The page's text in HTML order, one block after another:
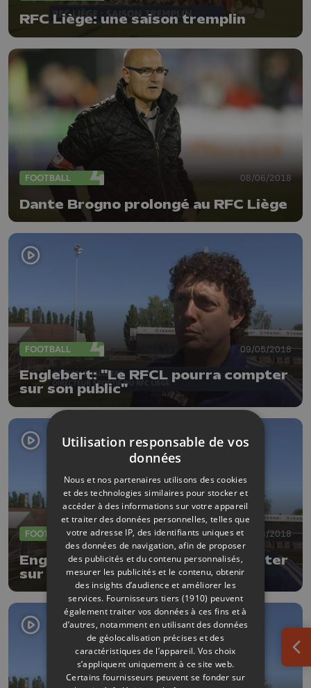
RFC Liège: une saison tremplin
FOOTBALL 08/06/2018
Dante Brogno prolongé au RFC Liège
FOOTBALL 09/05/2018
Englebert: "Le RFCL pourra compter
sur son public"
FOOTBALL 09/05/2018
Englebert: "Le RFCL pourra compter
sur son public"
Utilisation responsable de vos
données
Nous et nos partenaires utilisons des cookies
et des technologies similaires pour stocker et
accéder à des informations sur votre appareil
et traiter des données personnelles, telles que
votre adresse IP, des identifiants uniques et
des données de navigation, afin de proposer
des publicités et du contenu personnalisés,
mesurer les publicités et le contenu, obtenir
des insights d’audience et améliorer les
services. Fournisseurs tiers (1910) peuvent
également traiter vos données à ces fins et à
d’autres, notamment en utilisant des données
de géolocalisation précises et des
caractéristiques de l’appareil. Vos choix
s’appliquent uniquement à ce site web.
Certains fournisseurs peuvent se fonder sur